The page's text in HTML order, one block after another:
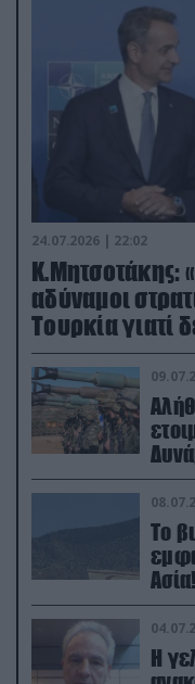
24.07.2026 | 22:02
Κ.Μητσοτάκης:
αδύναμοι
Τουρκία γιατί
(βίντεο)
Το
Η